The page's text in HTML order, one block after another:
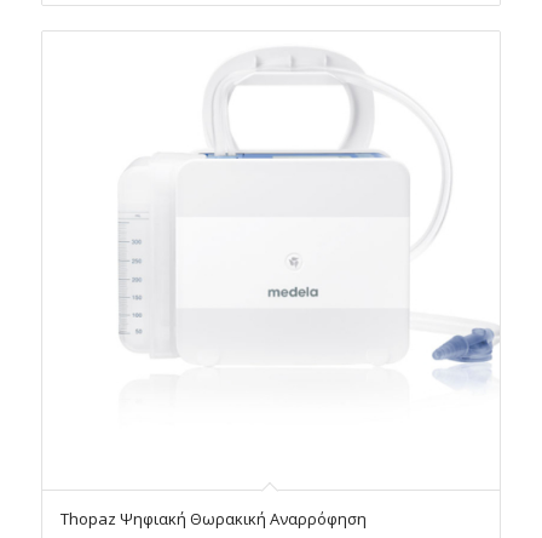
Thopaz Ψηφιακή Θωρακική Αναρρόφηση